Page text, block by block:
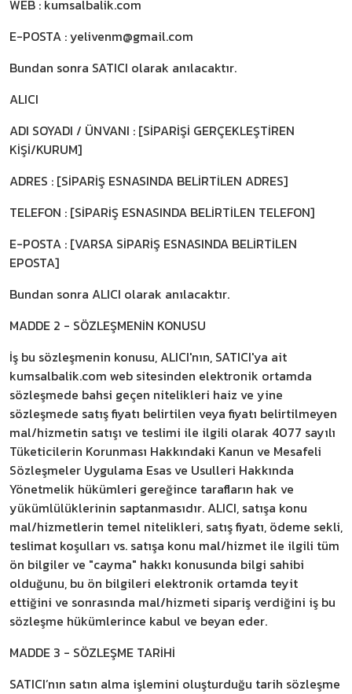
WEB : kumsalbalik.com
E-POSTA :yelivenm@gmail.com
Bundan sonra SATICI olarak anılacaktır.
ALICI
ADI SOYADI / ÜNVANI : [SİPARİŞİ GERÇEKLEŞTİREN
KİŞİ/KURUM]
ADRES : [SİPARİŞ ESNASINDA BELİRTİLEN ADRES]
TELEFON : [SİPARİŞ ESNASINDA BELİRTİLEN TELEFON]
E-POSTA : [VARSA SİPARİŞ ESNASINDA BELİRTİLEN
EPOSTA]
Bundan sonra ALICI olarak anılacaktır.
MADDE 2 - SÖZLEŞMENİN KONUSU
İş bu sözleşmenin konusu, ALICI'nın, SATICI'ya ait
kumsalbalik.com web sitesinden elektronik ortamda
sözleşmede bahsi geçen nitelikleri haiz ve yine
sözleşmede satış fiyatı belirtilen veya fiyatı belirtilmeyen
mal/hizmetin satışı ve teslimi ile ilgili olarak 4077 sayılı
Tüketicilerin Korunması Hakkındaki Kanun ve Mesafeli
Sözleşmeler Uygulama Esas ve Usulleri Hakkında
Yönetmelik hükümleri gereğince tarafların hak ve
yükümlülüklerinin saptanmasıdır. ALICI, satışa konu
mal/hizmetlerin temel nitelikleri, satış fiyatı, ödeme sekli,
teslimat koşulları vs. satışa konu mal/hizmet ile ilgili tüm
ön bilgiler ve "cayma" hakkı konusunda bilgi sahibi
olduğunu, bu ön bilgileri elektronik ortamda teyit
ettiğini ve sonrasında mal/hizmeti sipariş verdiğini iş bu
sözleşme hükümlerince kabul ve beyan eder.
MADDE 3 - SÖZLEŞME TARİHİ
SATICI’nın satın alma işlemini oluşturduğu tarih sözleşme
İstavrit Takımları
Kalamar Takımları
Sinarit Takımları